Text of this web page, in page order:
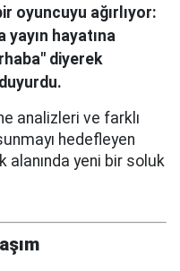
oyuncuyu ağırlıyor:
hayatına
diyerek
analizleri ve farklı
hedefleyen
alanında yeni bir soluk